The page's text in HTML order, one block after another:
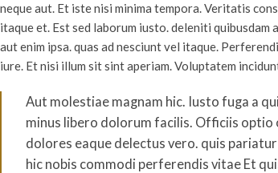
neque aut. Et iste nisi minima tempora. Veritatis
itaque et. Est sed laborum iusto. deleniti
aut enim ipsa. quas ad nesciunt vel itaque.
iure. Et nisi illum sit sint aperiam. Voluptatem
Aut molestiae magnam hic. Iusto fuga a
minus libero dolorum facilis. Officiis optio
dolores eaque delectus vero. quis
hic nobis commodi perferendis vitae Et